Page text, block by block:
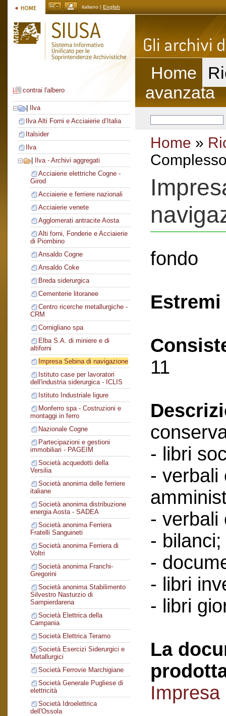
italiano | English
contrai l'albero
Ilva
Ilva Alti Forni e Acciaierie d’Italia
Italsider
Ilva
Ilva - Archivi aggregati
Acciaierie elettriche Cogne -
Girod
Acciaierie e ferriere nazionali
Acciaierie venete
Agglomerati antracite Aosta
Alti forni, Fonderie e Acciaierie
di Piombino
Ansaldo Cogne
Ansaldo Coke
Breda siderurgica
Cementerie litoranee
Centro ricerche metallurgiche -
CRM
Cornigliano spa
Elba S.A. di miniere e di
altiforni
Impresa Sebina di navigazione
Istituto case per lavoratori
dell'industria siderurgica - ICLIS
Istituto Industriale ligure
Monferro spa - Costruzioni e
montaggi in ferro
Nazionale Cogne
Partecipazioni e gestioni
immobiliari - PAGEIM
Società acquedotti della
Versilia
Società anonima delle ferriere
italiane
Società anonima distribuzione
energia Aosta - SADEA
Società anonima Ferriera
Fratelli Sanguineti
Società anonima Ferriera di
Voltri
Società anonima Franchi-
Gregorini
Società anonima Stabilimento
Silvestro Nasturzio di
Sampierdarena
Società Elettrica della
Campania
Società Elettrica Teramo
Società Esercizi Siderurgici e
Metallurgici
Società Ferrovie Marchigiane
Società Generale Pugliese di
elettricità
Società Idroelettrica
dell'Ossola
Home
avanzata
Home »
fondo
11
- libri
- verbali
- verbali
- bilanci;
-
- libri
- libri
La
Impresa